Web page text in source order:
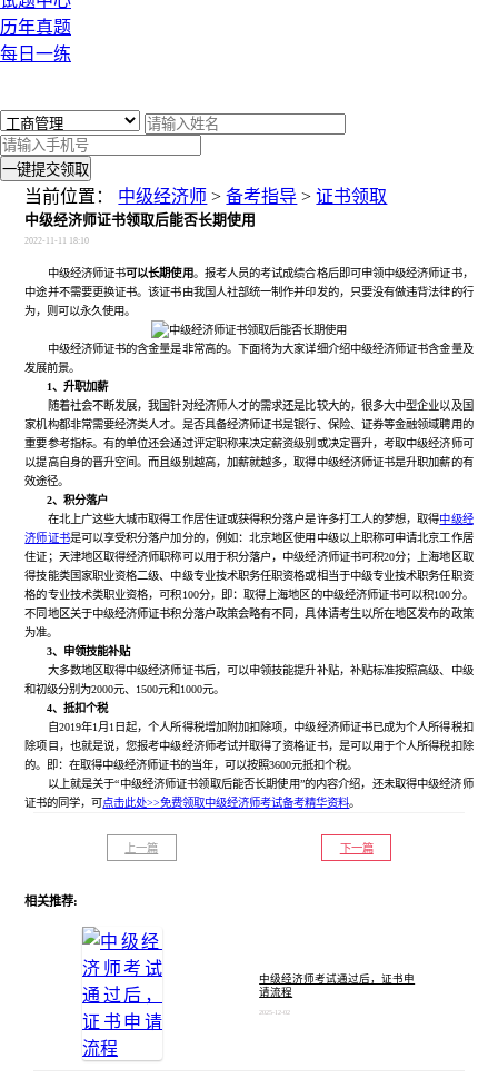
历年真题
每日一练
一键提交领取
当前位置： 中级经济师 >备考指导 >证书领取
中级经济师证书领取后能否长期使用
2022-11-11 18:10
中级经济师证书可以长期使用。报考人员的考试成绩合格后即可申领中级经济师证书，
中途并不需要更换证书。该证书由我国人社部统一制作并印发的，只要没有做违背法律的行
为，则可以永久使用。
中级经济师证书的含金量是非常高的。下面将为大家详细介绍中级经济师证书含金量及
发展前景。
1、升职加薪
随着社会不断发展，我国针对经济师人才的需求还是比较大的，很多大中型企业以及国
家机构都非常需要经济类人才。是否具备经济师证书是银行、保险、证券等金融领域聘用的
重要参考指标。有的单位还会通过评定职称来决定薪资级别或决定晋升，考取中级经济师可
以提高自身的晋升空间。而且级别越高，加薪就越多，取得中级经济师证书是升职加薪的有
效途径。
2、积分落户
在北上广这些大城市取得工作居住证或获得积分落户是许多打工人的梦想，取得中级经
济师证书是可以享受积分落户加分的，例如：北京地区使用中级以上职称可申请北京工作居
住证；天津地区取得经济师职称可以用于积分落户，中级经济师证书可积20分；上海地区取
得技能类国家职业资格二级、中级专业技术职务任职资格或相当于中级专业技术职务任职资
格的专业技术类职业资格，可积100分，即：取得上海地区的中级经济师证书可以积100分。
不同地区关于中级经济师证书积分落户政策会略有不同，具体请考生以所在地区发布的政策
为准。
3、申领技能补贴
大多数地区取得中级经济师证书后，可以申领技能提升补贴，补贴标准按照高级、中级
和初级分别为2000元、1500元和1000元。
4、抵扣个税
自2019年1月1日起，个人所得税增加附加扣除项，中级经济师证书已成为个人所得税扣
除项目，也就是说，您报考中级经济师考试并取得了资格证书，是可以用于个人所得税扣除
的。即：在取得中级经济师证书的当年，可以按照3600元抵扣个税。
以上就是关于“中级经济师证书领取后能否长期使用”的内容介绍，还未取得中级经济师
证书的同学，可点击此处>>免费领取中级经济师考试备考精华资料。
上一篇 下一篇
相关推荐:
中级经济师考试通过后，证书申
请流程
2025-12-02